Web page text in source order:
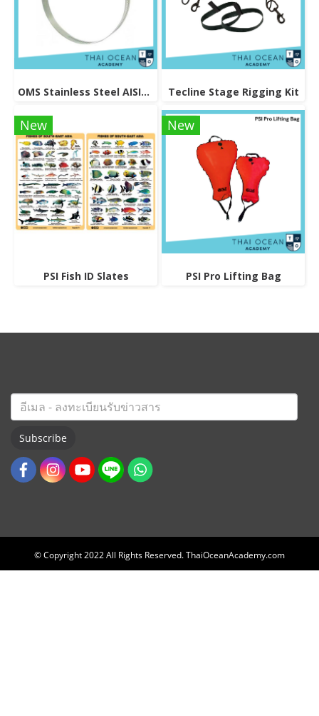
OMS Stainless Steel AISI304 Band Size 0.5*12.6 mm Overlength 560mm for tanks with 140 - 160mm Diameter Tecline Stage Rigging Kit
New
PSI Fish ID Slates
New
PSI Pro Lifting Bag
Subscribe
© Copyright 2022 All Rights Reserved. ThaiOceanAcademy.com